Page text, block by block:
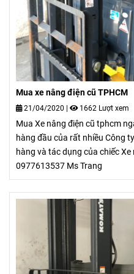
Mua xe nâng điện cũ TPHCM
21/04/2020 | 1662 Lượt xem
Mua Xe nâng điện cũ tphcm
hàng đầu của rất nhiều Công
hàng và tác dụng của chiếc
0977613537 Ms Trang